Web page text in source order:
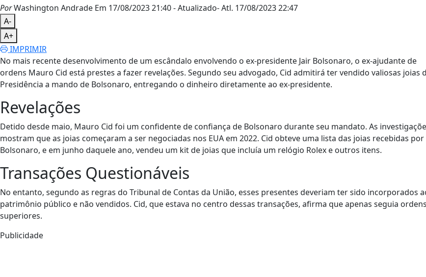
PorWashington Andrade Em 17/08/2023 21:40- Atualizado- Atl. 17/08/2023 22:47
A-
A+
IMPRIMIR
No mais recente desenvolvimento de um escândalo envolvendo o ex-presidente Jair Bolsonaro, o ex-ajudante de
ordens Mauro Cid está prestes a fazer revelações. Segundo seu advogado, Cid admitirá ter vendido valiosas joias
Presidência a mando de Bolsonaro, entregando o dinheiro diretamente ao ex-presidente.
Revelações
Detido desde maio, Mauro Cid foi um confidente de confiança de Bolsonaro durante seu mandato. As
mostram que as joias começaram a ser negociadas nos EUA em 2022. Cid obteve uma lista das joias recebidas por
Bolsonaro, e em junho daquele ano, vendeu um kit de joias que incluía um relógio Rolex e outros itens.
Transações Questionáveis
No entanto, segundo as regras do Tribunal de Contas da União, esses presentes deveriam ter sido incorporados
patrimônio público e não vendidos. Cid, que estava no centro dessas transações, afirma que apenas seguia ordens
superiores.
Publicidade